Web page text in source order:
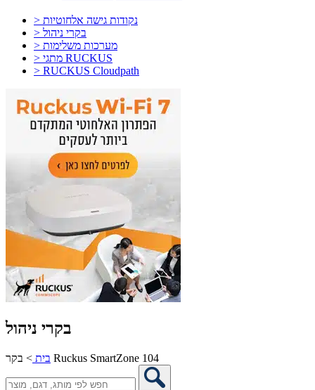
> נקודות גישה אלחוטיות
> בקרי ניהול
> מערכות משלימות
> מתגי RUCKUS
> RUCKUS Cloudpath
בקרי ניהול
בית > בקר Ruckus SmartZone 104